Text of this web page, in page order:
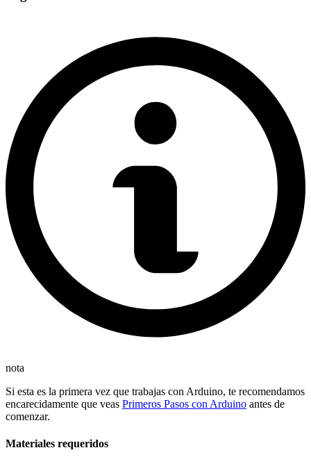
nota
Si esta es la primera vez que trabajas con Arduino, te recomendamos
encarecidamente que veas Primeros Pasos con Arduino antes de
comenzar.
Materiales requeridos